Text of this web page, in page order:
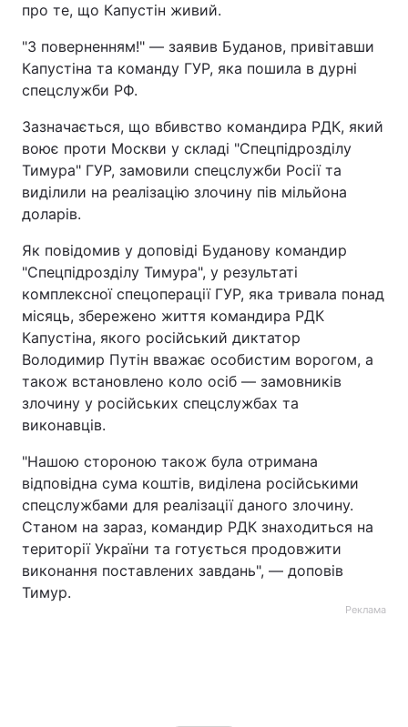
про те, що Капустін живий.
"З поверненням!" ― заявив Буданов, привітавши
Капустіна та команду ГУР, яка пошила в дурні
спецслужби РФ.
Зазначається, що вбивство командира РДК, який
воює проти Москви у складі "Спецпідрозділу
Тимура" ГУР, замовили спецслужби Росії та
виділили на реалізацію злочину пів мільйона
доларів.
Як повідомив у доповіді Буданову командир
"Спецпідрозділу Тимура", у результаті
комплексної спецоперації ГУР, яка тривала понад
місяць, збережено життя командира РДК
Капустіна, якого російський диктатор
Володимир Путін вважає особистим ворогом, а
також встановлено коло осіб ― замовників
злочину у російських спецслужбах та
виконавців.
"Нашою стороною також була отримана
відповідна сума коштів, виділена російськими
спецслужбами для реалізації даного злочину.
Станом на зараз, командир РДК знаходиться на
території України та готується продовжити
виконання поставлених завдань", ― доповів
Тимур.
Реклама